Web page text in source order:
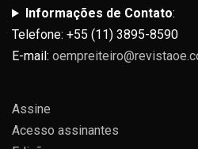
Informações de Contato:
Telefone: +55 (11) 3895-8590
E-mail:
Assine
Acesso assinantes